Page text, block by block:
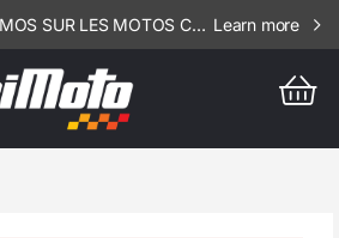
IMPORTANTES PROMOS SUR LES MOTOS COMPLETES !!! CONSULTEZ NOS ANNONCES ----- SCOOT - RSV - 1812 Learn more